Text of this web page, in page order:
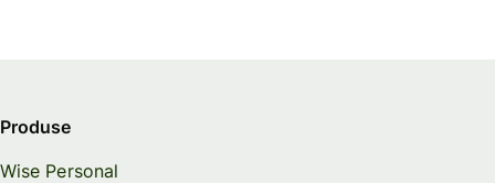
Produse
Wise Personal